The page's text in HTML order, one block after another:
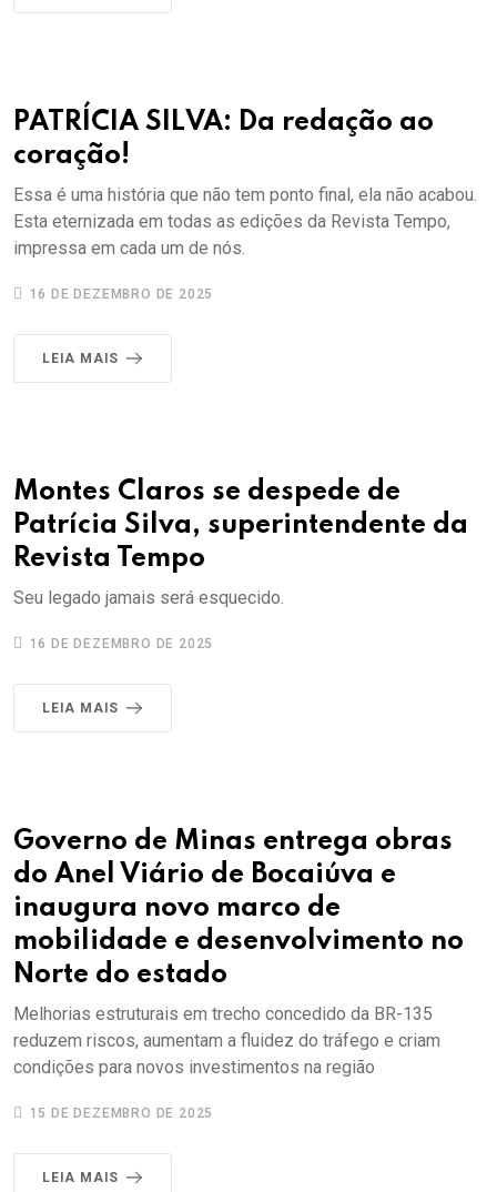
PATRÍCIA SILVA: Da redação ao
coração!
Essa é uma história que não tem ponto final, ela não acabou.
Esta eternizada em todas as edições da Revista Tempo,
impressa em cada um de nós.
16 DE DEZEMBRO DE 2025
LEIA MAIS
Montes Claros se despede de
Patrícia Silva, superintendente da
Revista Tempo
Seu legado jamais será esquecido.
16 DE DEZEMBRO DE 2025
LEIA MAIS
Governo de Minas entrega obras
do Anel Viário de Bocaiúva e
inaugura novo marco de
mobilidade e desenvolvimento no
Norte do estado
Melhorias estruturais em trecho concedido da BR-135
reduzem riscos, aumentam a fluidez do tráfego e criam
condições para novos investimentos na região
15 DE DEZEMBRO DE 2025
LEIA MAIS